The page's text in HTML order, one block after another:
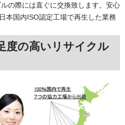
の際には直ぐに交換致します。安心
本国内ISO認定工場で再生した業務
度の高いリサイクル